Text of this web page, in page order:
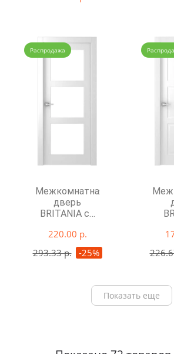
Распродажа
Межкомнатная
дверь
BRITANIA со
220.00 р.
293.33 р.
-25%
Показать еще